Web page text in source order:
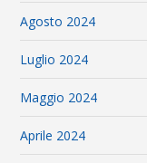
Agosto 2024
Luglio 2024
Maggio 2024
Aprile 2024